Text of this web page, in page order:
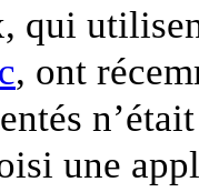
qui
, ont
une